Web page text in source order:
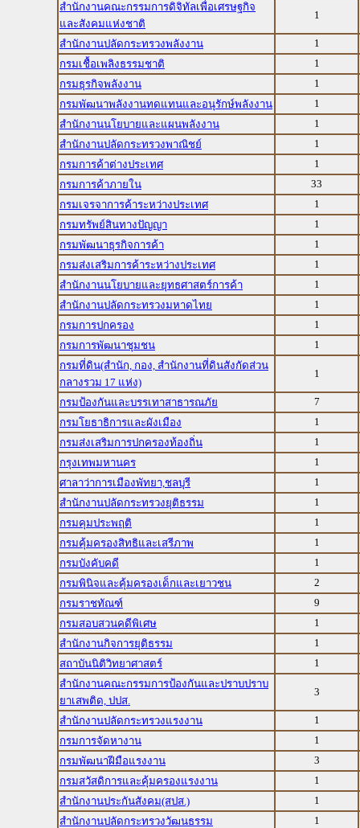
สำนักงานคณะกรรมการดิจิทัลเพื่อเศรษฐกิจ
และสังคมแห่งชาติ
1
สำนักงานปลัดกระทรวงพลังงาน
1
กรมเชื้อเพลิงธรรมชาติ
1
กรมธุรกิจพลังงาน
1
กรมพัฒนาพลังงานทดแทนและอนุรักษ์พลังงาน
1
สำนักงานนโยบายและแผนพลังงาน
1
สำนักงานปลัดกระทรวงพาณิชย์
1
กรมการค้าต่างประเทศ
1
กรมการค้าภายใน
33
กรมเจรจาการค้าระหว่างประเทศ
1
กรมทรัพย์สินทางปัญญา
1
กรมพัฒนาธุรกิจการค้า
1
กรมส่งเสริมการค้าระหว่างประเทศ
1
สำนักงานนโยบายและยุทธศาสตร์การค้า
1
สำนักงานปลัดกระทรวงมหาดไทย
1
กรมการปกครอง
1
กรมการพัฒนาชุมชน
1
กรมที่ดิน(สำนัก, กอง, สำนักงานที่ดินสังกัดส่วน
กลางรวม 17 แห่ง)
1
กรมป้องกันและบรรเทาสาธารณภัย
7
กรมโยธาธิการและผังเมือง
1
กรมส่งเสริมการปกครองท้องถิ่น
1
กรุงเทพมหานคร
1
ศาลาว่าการเมืองพัทยา,ชลบุรี
1
สำนักงานปลัดกระทรวงยุติธรรม
1
กรมคุมประพฤติ
1
กรมคุ้มครองสิทธิและเสรีภาพ
1
กรมบังคับคดี
1
กรมพินิจและคุ้มครองเด็กและเยาวชน
2
กรมราชทัณฑ์
9
กรมสอบสวนคดีพิเศษ
1
สำนักงานกิจการยุติธรรม
1
สถาบันนิติวิทยาศาสตร์
1
สำนักงานคณะกรรมการป้องกันและปราบปราบ
ยาเสพติด, ปปส.
3
สำนักงานปลัดกระทรวงแรงงาน
1
กรมการจัดหางาน
1
กรมพัฒนาฝีมือแรงงาน
3
กรมสวัสดิการและคุ้มครองแรงงาน
1
สำนักงานประกันสังคม(สปส.)
1
สำนักงานปลัดกระทรวงวัฒนธรรม
1